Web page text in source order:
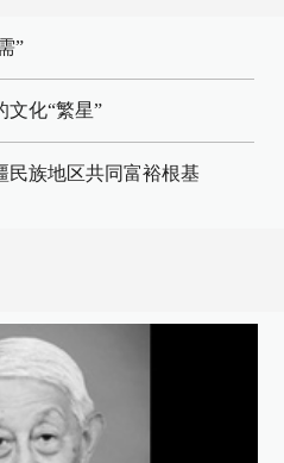
”
文化“繁星”
民族地区共同富裕根基